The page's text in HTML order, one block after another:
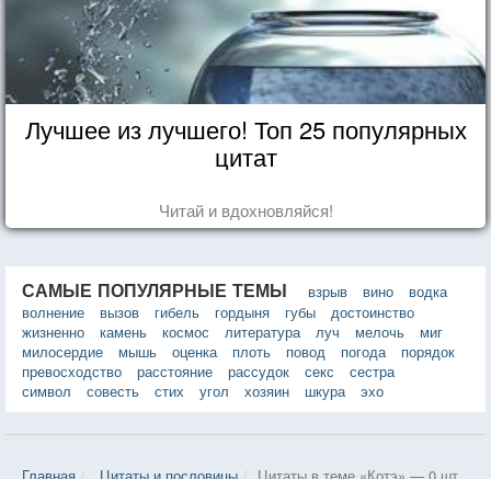
Лучшее из лучшего! Топ 25 популярных
цитат
Читай и вдохновляйся!
САМЫЕ ПОПУЛЯРНЫЕ ТЕМЫ взрыв вино
водка
волнение
вызов гибель гордыня губы
достоинство
жизненно
камень космос литература луч мелочь
миг
милосердие
мышь оценка плоть повод погода
порядок
превосходство
расстояние рассудок секс
сестра
символ
совесть стих угол хозяин шкура эхо